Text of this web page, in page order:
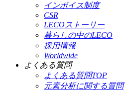
インボイス制度
CSR
LECOストーリー
暮らしの中のLECO
採用情報
Worldwide
よくある質問
よくある質問TOP
元素分析に関する質問